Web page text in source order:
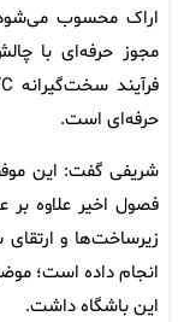
اراک محسوب می‌شود
مجوز حرفه‌ای با
حرفه‌ای است.
شریفی گفت: این
فصول اخیر علاوه بر
زیرساخت‌ها و ارتقای
انجام داده است؛
این باشگاه داشت.